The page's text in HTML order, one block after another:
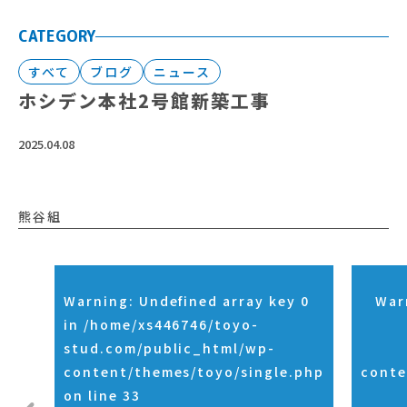
CATEGORY
すべて ブログ ニュース
ホシデン本社2号館新築工事
2025.04.08
熊谷組
Warning : Undefined array key 0
in /home/xs446746/toyo-
stud.com/public_html/wp-
content/themes/toyo/single.php
on line 33